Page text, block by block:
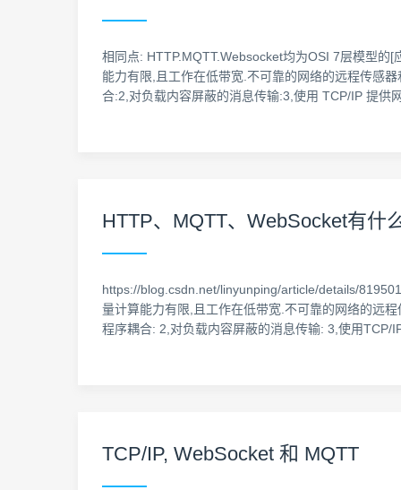
相同点: HTTP.MQTT.Websocket均为OSI 7层模型
能力有限,且工作在低带宽.不可靠的网络的远程传感
合:2,对负载内容屏蔽的消息传输:3,使用 TCP/IP 提供
HTTP、MQTT、WebSocket有什
https://blog.csdn.net/linyunping/article/details/
量计算能力有限,且工作在低带宽.不可靠的网络的远
程序耦合: 2,对负载内容屏蔽的消息传输: 3,使用TCP/
TCP/IP, WebSocket 和 MQTT